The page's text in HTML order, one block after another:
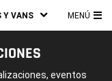
Y VANS MENÚ
eventos